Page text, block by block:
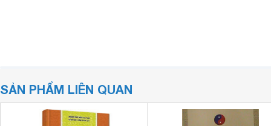
SẢN PHẨM LIÊN QUAN